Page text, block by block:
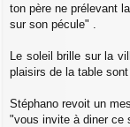
ton père ne prélevant
sur son pécule" .
Le soleil brille sur la
plaisirs de la table
Stéphano revoit un
"vous invite à diner ce